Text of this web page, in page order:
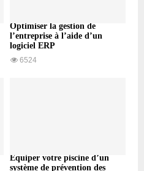
Optimiser la gestion de
l’entreprise à l’aide d’un
logiciel ERP
6524
Équiper votre piscine d’un
système de prévention des